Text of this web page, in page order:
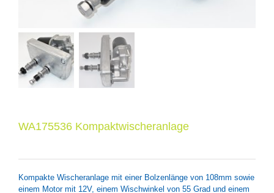
WA175536 Kompaktwischeranlage
Kompakte Wischeranlage mit einer Bolzenlänge von 108mm sowie
einem Motor mit 12V, einem Wischwinkel von 55 Grad und einem